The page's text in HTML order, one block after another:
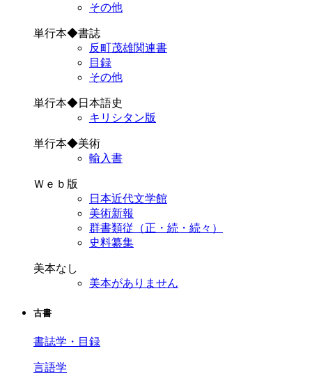
その他
単行本◆書誌
反町茂雄関連書
目録
その他
単行本◆日本語史
キリシタン版
単行本◆美術
輸入書
Ｗｅｂ版
日本近代文学館
美術新報
群書類従（正・続・続々）
史料纂集
美本なし
美本がありません
古書
書誌学・目録
言語学